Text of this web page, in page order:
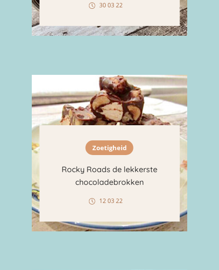
30 03 22
Zoetigheid
Rocky Roads de lekkerste
chocoladebrokken
12 03 22